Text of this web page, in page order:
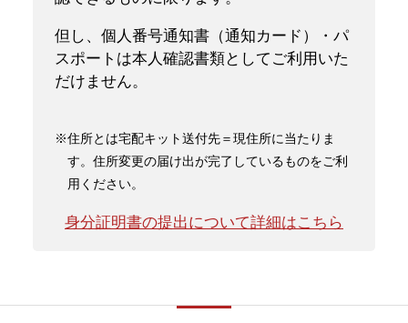
但し、個人番号通知書（通知カード）・パ
スポートは本人確認書類としてご利用いた
だけません。
※住所とは宅配キット送付先＝現住所に当たりま
す。住所変更の届け出が完了しているものをご利
用ください。
身分証明書の提出について詳細はこちら